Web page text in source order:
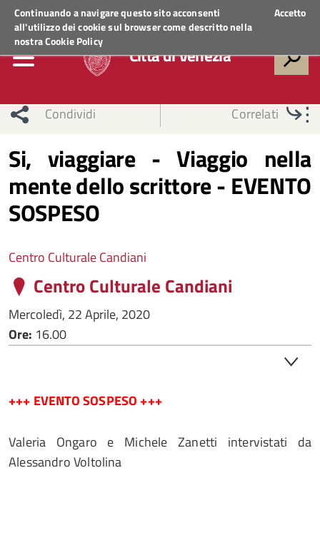
Continuando a navigare questo sito acconsenti
all'utilizzo dei cookie sul browser come descritto nella
nostraCookie Policy
Accetto
Regione VenetoACCEDI AI SERVIZI
Città di Venezia
Condividi Correlati
Si, viaggiare - Viaggio nella
mente dello scrittore - EVENTO
SOSPESO
Centro Culturale Candiani
Centro Culturale Candiani
Mercoledì, 22 Aprile, 2020
Ore: 16.00
+++ EVENTO SOSPESO +++
Valeria Ongaro e Michele Zanetti intervistati da
Alessandro Voltolina